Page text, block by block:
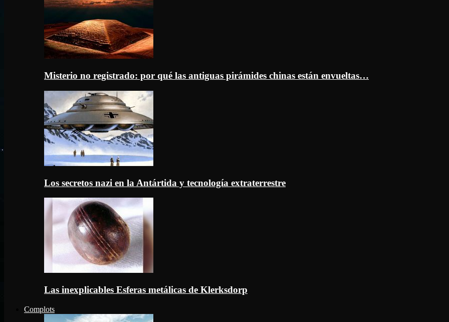
Misterio no registrado: por qué las antiguas pirámides chinas están envueltas…
Los secretos nazi en la Antártida y tecnología extraterrestre
Las inexplicables Esferas metálicas de Klerksdorp
Complots